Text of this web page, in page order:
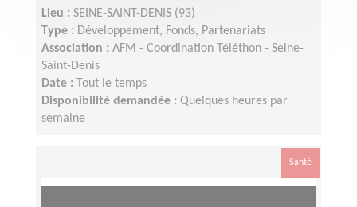
Lieu : SEINE-SAINT-DENIS (93)
Type : Développement, Fonds, Partenariats
Association : AFM - Coordination Téléthon - Seine-
Saint-Denis
Date :
Tout le temps
Disponibilité demandée : Quelques heures par
semaine
Santé